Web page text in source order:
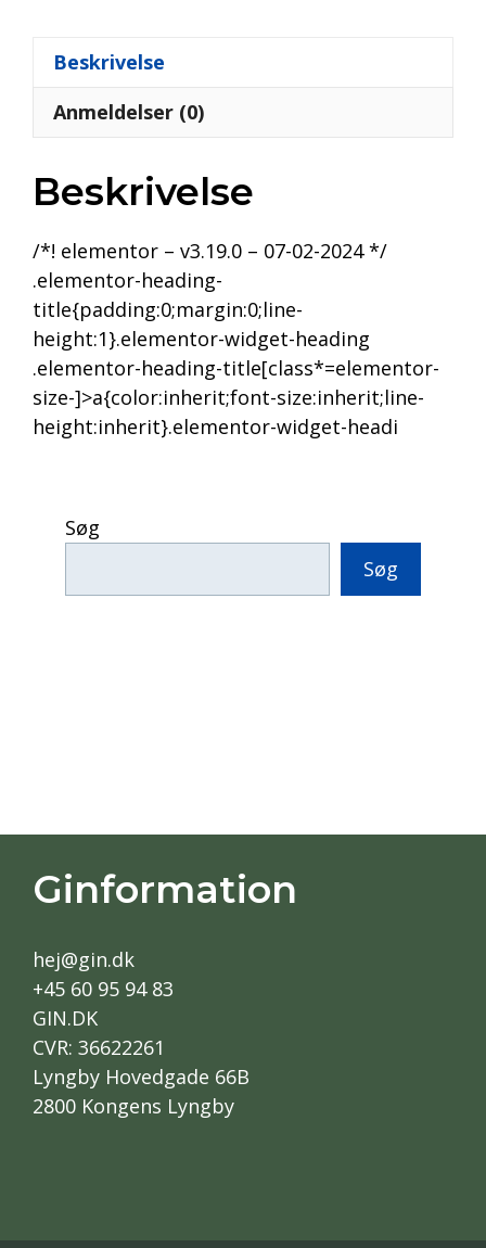
Beskrivelse
Anmeldelser (0)
Beskrivelse
/*! elementor – v3.19.0 – 07-02-2024 */
.elementor-heading-
title{padding:0;margin:0;line-
height:1}.elementor-widget-heading
.elementor-heading-title[class*=elementor-
size-]>a{color:inherit;font-size:inherit;line-
height:inherit}.elementor-widget-headi
Søg
Søg
Ginformation
hej@gin.dk
+45 60 95 94 83
GIN.DK
CVR: 36622261
Lyngby Hovedgade 66B
2800 Kongens Lyngby